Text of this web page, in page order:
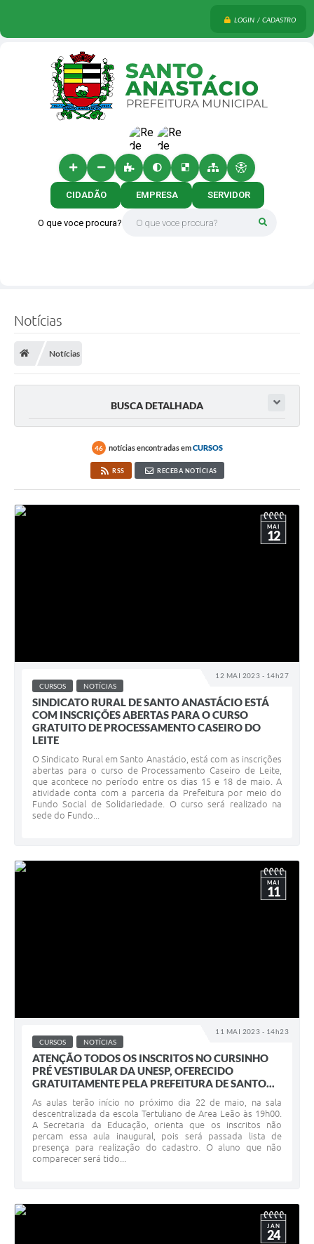
LOGIN / CADASTRO
O que voce procura?
CIDADÃO EMPRESA SERVIDOR
Notícias
Notícias
BUSCA DETALHADA
46 notícias encontradas emCURSOS
RSS RECEBA NOTÍCIAS
12 MAI 2023 - 14h27
MAI
12
CURSOS NOTÍCIAS
SINDICATO RURAL DE SANTO ANASTÁCIO ESTÁ
COM INSCRIÇÕES ABERTAS PARA O CURSO
GRATUITO DE PROCESSAMENTO CASEIRO DO
LEITE
O Sindicato Rural em Santo Anastácio, está com as inscrições
abertas para o curso de Processamento Caseiro de Leite,
que acontece no período entre os dias 15 e 18 de maio. A
atividade conta com a parceria da Prefeitura por meio do
Fundo Social de Solidariedade. O curso será realizado na
sede do Fundo...
11 MAI 2023 - 14h23
MAI
11
CURSOS NOTÍCIAS
ATENÇÃO TODOS OS INSCRITOS NO CURSINHO
PRÉ VESTIBULAR DA UNESP, OFERECIDO
GRATUITAMENTE PELA PREFEITURA DE SANTO...
As aulas terão início no próximo dia 22 de maio, na sala
descentralizada da escola Tertuliano de Area Leão às 19h00.
A Secretaria da Educação, orienta que os inscritos não
percam essa aula inaugural, pois será passada lista de
presença para realização do cadastro. O aluno que não
comparecer será tido...
JAN
24